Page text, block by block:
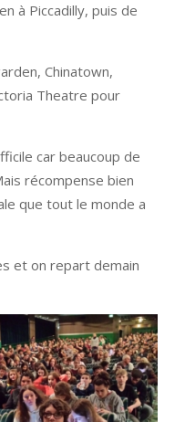
à Piccadilly, puis de
Chinatown,
Theatre pour
car beaucoup de
récompense bien
que tout le monde a
et on repart demain